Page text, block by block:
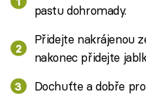
pastu dohromady.
Přidejte nakrájenou
nakonec přidejte
Dochuťte a dobře